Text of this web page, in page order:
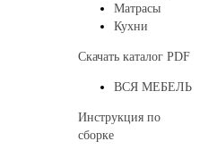
Матрасы
Кухни
Скачать каталог PDF
ВСЯ МЕБЕЛЬ
Инструкция по
сборке